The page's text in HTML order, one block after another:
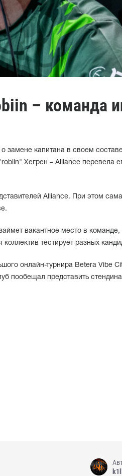
– команда
замене капитана в своем
Хегрен – Alliance перевела
Alliance. При этом сама
вакантное место в команде,
тестирует разных
онлайн-турнира Betera Vibe
пообещал представить